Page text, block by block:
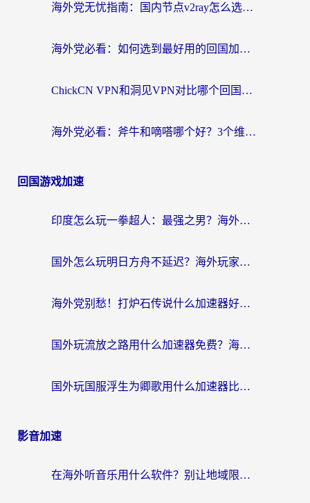
海外党无忧指南：国内节点v2ray怎么选？一键回国VPN+多场景实测帮你避坑
海外党必看：如何选到最好用的回国加速器？从节点到售后的全维度指南
ChickCN VPN和洞见VPN对比哪个回国效果更好？海外党亲测3款加速器+避坑指南
海外党必看：斧牛和嘀嗒哪个好？3个维度教你选对回国加速器
回国游戏加速
印度怎么玩一拳超人：最强之男？海外党国服游戏加速避坑指南
国外怎么玩明日方舟不延迟？海外玩家国服游戏加速终极指南（附DNF梦幻诛仙解决方案）
海外党别愁！打炉石传说什么加速器好用？3个实用技巧解决国服游戏卡顿
国外玩流放之路用什么加速器免费？海外党亲测有效的国服游戏加速指南
国外玩国服浮生为卿歌用什么加速器比较好？海外党亲测不踩坑指南
影音加速
在海外听音乐用什么软件？别让地域限制断了你的华语歌单